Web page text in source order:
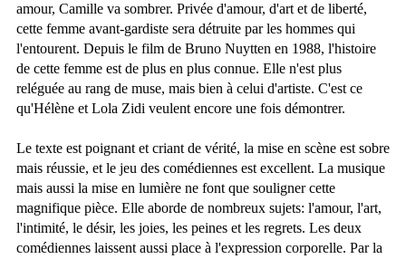
amour, Camille va sombrer. Privée d'amour, d'art et de liberté,
cette femme avant-gardiste sera détruite par les hommes qui
l'entourent. Depuis le film de Bruno Nuytten en 1988, l'histoire
de cette femme est de plus en plus connue. Elle n'est plus
reléguée au rang de muse, mais bien à celui d'artiste. C'est ce
qu'Hélène et Lola Zidi veulent encore une fois démontrer.
Le texte est poignant et criant de vérité, la mise en scène est sobre
mais réussie, et le jeu des comédiennes est excellent. La musique
mais aussi la mise en lumière ne font que souligner cette
magnifique pièce. Elle aborde de nombreux sujets: l'amour, l'art,
l'intimité, le désir, les joies, les peines et les regrets. Les deux
comédiennes laissent aussi place à l'expression corporelle. Par la